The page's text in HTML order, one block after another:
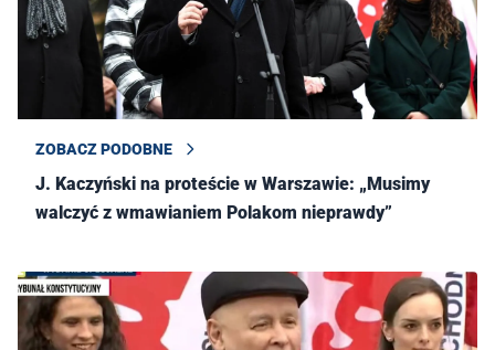
ZOBACZ PODOBNE
J. Kaczyński na proteście w Warszawie: „Musimy
walczyć z wmawianiem Polakom nieprawdy”